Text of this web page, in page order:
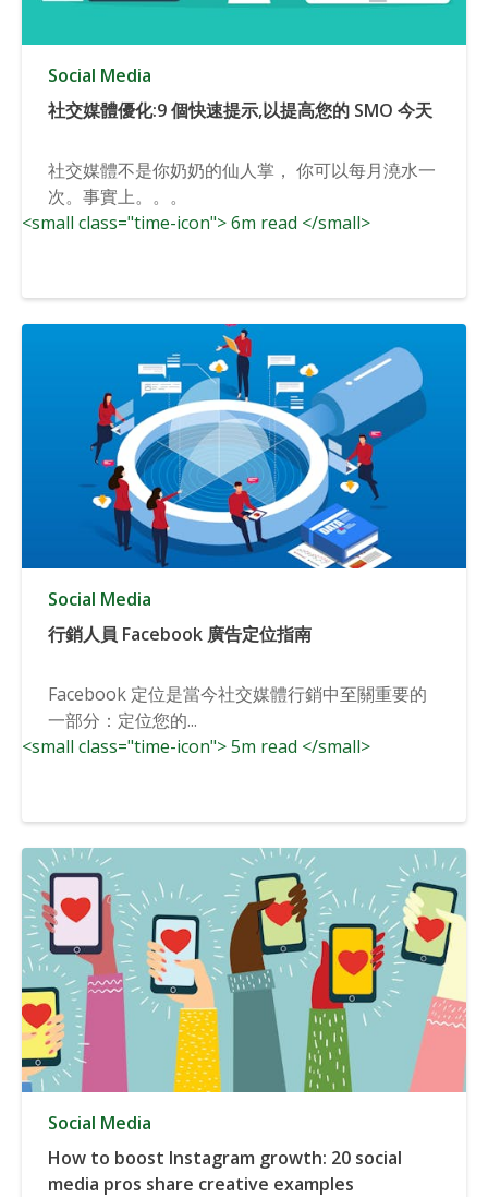
Social Media
社交媒體優化:9 個快速提示,以提高您的 SMO 今天
社交媒體不是你奶奶的仙人掌， 你可以每月澆水一
次。事實上。。。
<small class="time-icon"> 6m read </small>
Social Media
行銷人員 Facebook 廣告定位指南
Facebook 定位是當今社交媒體行銷中至關重要的
一部分：定位您的...
<small class="time-icon"> 5m read </small>
Social Media
How to boost Instagram growth: 20 social
media pros share creative examples